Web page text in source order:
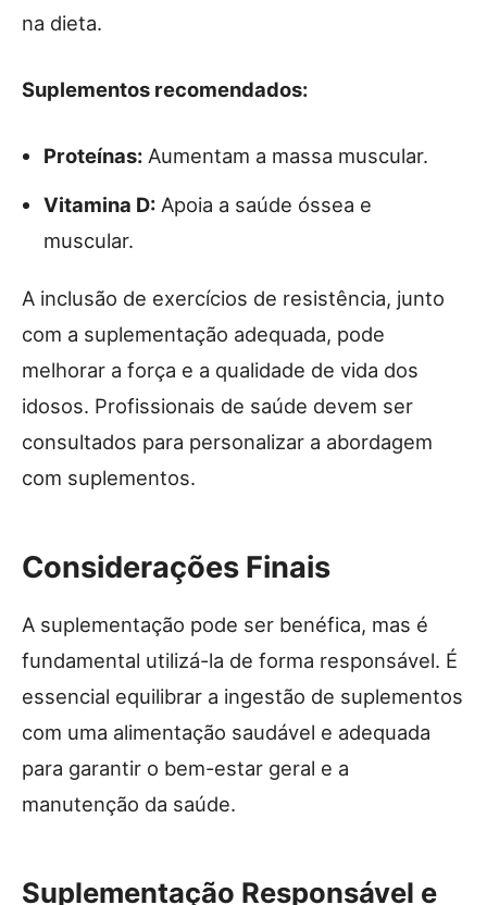
na dieta.
Suplementos recomendados:
Proteínas: Aumentam a massa muscular.
Vitamina D: Apoia a saúde óssea e
muscular.
A inclusão de exercícios de resistência, junto
com a suplementação adequada, pode
melhorar a força e a qualidade de vida dos
idosos. Profissionais de saúde devem ser
consultados para personalizar a abordagem
com suplementos.
Considerações Finais
A suplementação pode ser benéfica, mas é
fundamental utilizá-la de forma responsável. É
essencial equilibrar a ingestão de suplementos
com uma alimentação saudável e adequada
para garantir o bem-estar geral e a
manutenção da saúde.
Suplementação Responsável e